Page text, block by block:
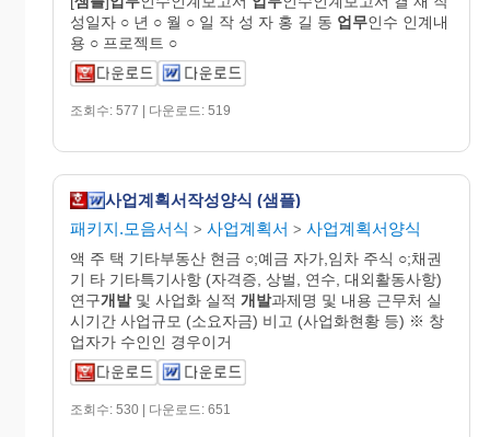
성일자 ○ 년 ○ 월 ○ 일 작 성 자 홍 길 동 업무인수 인계내
용 ○ 프로젝트 ○
조회수: 577 | 다운로드: 519
사업계획서작성양식 (샘플)
패키지.모음서식 > 사업계획서 > 사업계획서양식
액 주 택 기타부동산 현금 ○;예금 자가,임차 주식 ○;채권
기 타 기타특기사항 (자격증, 상벌, 연수, 대외활동사항)
연구개발및 사업화 실적 개발과제명 및 내용 근무처 실
시기간 사업규모 (소요자금) 비고 (사업화현황 등) ※ 창
업자가 수인인 경우이거
조회수: 530 | 다운로드: 651